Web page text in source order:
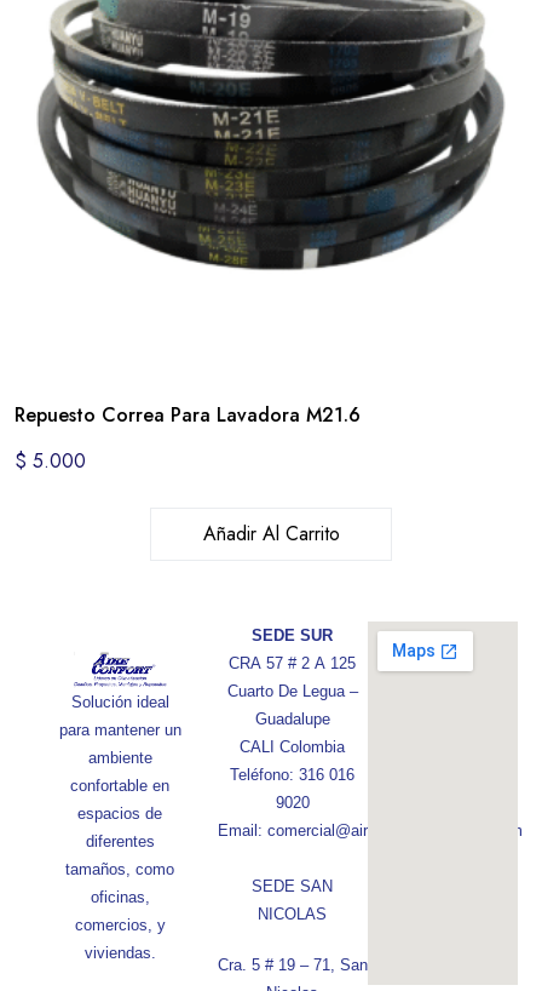
Repuesto Correa Para Lavadora M21.6
$ 5.000
Añadir Al Carrito
Solución ideal
para mantener un
ambiente
confortable en
espacios de
diferentes
tamaños, como
oficinas,
comercios, y
viviendas.
SEDE SUR
CRA 57 # 2 A 125
Cuarto De Legua –
Guadalupe
CALI Colombia
Teléfono: 316 016
9020
Email: comercial@aireconfortcolombia.com
SEDE SAN
NICOLAS
Cra. 5 # 19 – 71, San